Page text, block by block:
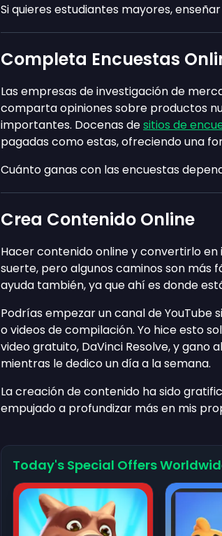
Si quieres estudiantes mayores,
Completa Encuestas
Las empresas de investigación de
comparta opiniones sobre productos
importantes. Docenas desitios de
pagadas como estas, ofreciendo una
Cuánto ganas con las encuestas
Crea Contenido Online
Hacer contenido online y convertirlo
suerte, pero algunos caminos son más
ayuda también, ya que ahí es donde
Podrías empezar un canal de YouTube
o videos de compilación. Yo hice esto
video gratuito, DaVinci Resolve, y gano
mientras le dedico un día a la semana.
La creación de contenido ha sido
empujado a profundizar más en mis
Today's Special Offers